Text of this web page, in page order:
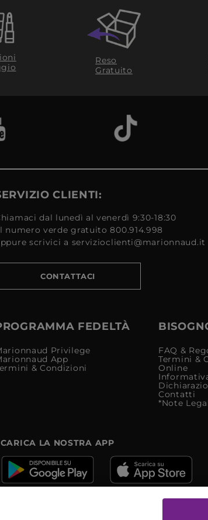
Reso
Gratuito
CLIENTI:
dal lunedì al venerdì 9:30-18:30
numero verde gratuito 800.914.998
scrivici a servizioclienti@marionnaud.it
CONTATTACI
FEDELTÀ
Privilege
App
& Condizioni
FAQ &
Termini &
Online
Contatti
*Note
LA NOSTRA APP